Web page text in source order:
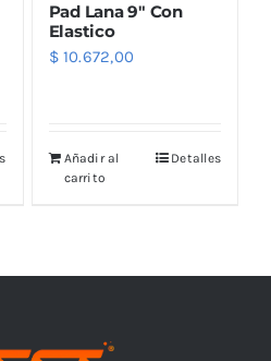
Pad Lana 9″ Con
Elastico
$10.672,00
Añadir al
carrito
Detalles